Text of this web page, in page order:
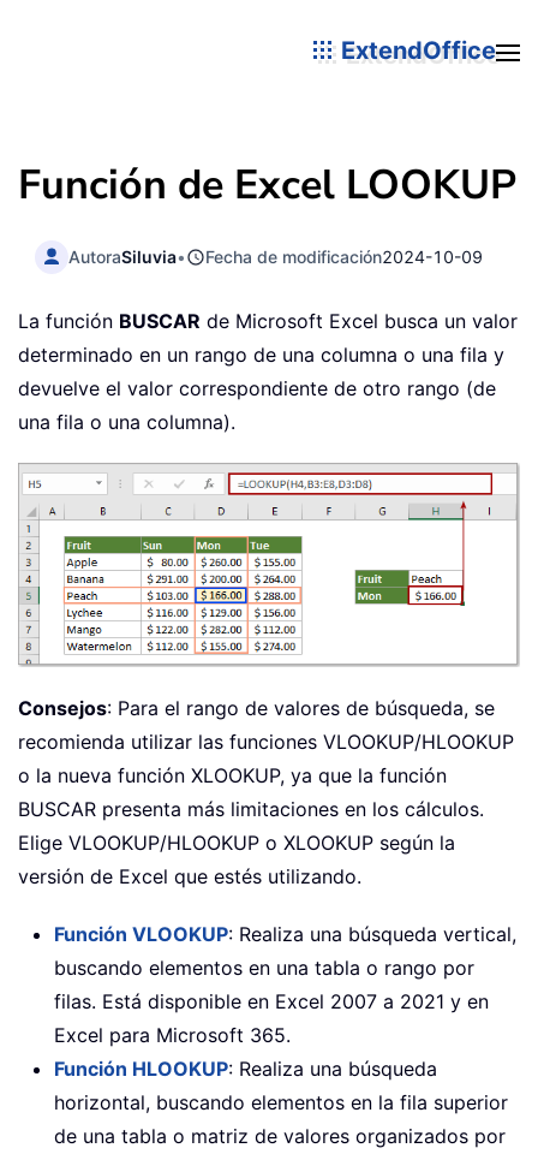
ExtendOffice
Función de Excel LOOKUP
AutoraSiluvia• Fecha de modificación2024-10-09
La función BUSCAR de Microsoft Excel busca un valor
determinado en un rango de una columna o una fila y
devuelve el valor correspondiente de otro rango (de
una fila o una columna).
Consejos: Para el rango de valores de búsqueda, se
recomienda utilizar las funciones VLOOKUP/HLOOKUP
o la nueva función XLOOKUP, ya que la función
BUSCAR presenta más limitaciones en los cálculos.
Elige VLOOKUP/HLOOKUP o XLOOKUP según la
versión de Excel que estés utilizando.
Función VLOOKUP: Realiza una búsqueda vertical,
buscando elementos en una tabla o rango por
filas. Está disponible en Excel 2007 a 2021 y en
Excel para Microsoft 365.
Función HLOOKUP: Realiza una búsqueda
horizontal, buscando elementos en la fila superior
de una tabla o matriz de valores organizados por